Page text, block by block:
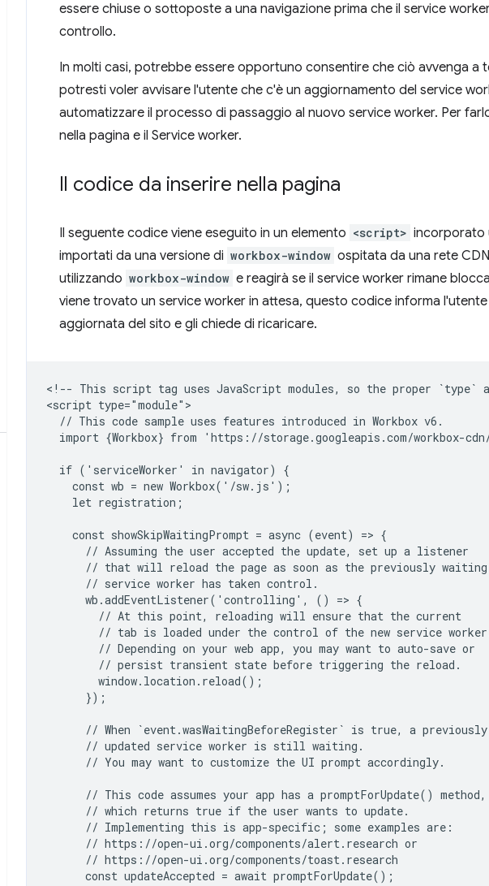
essere chiuse o sottoposte a una navigazione prima che il service
controllo.
In molti casi, potrebbe essere opportuno consentire che ciò avvenga a
potresti voler avvisare l'utente che c'è un aggiornamento del service
automatizzare il processo di passaggio al nuovo service worker. Per
nella pagina e il Service worker.
Il codice da inserire nella pagina
Il seguente codice viene eseguito in un elemento <script> incorporato
importati da una versione di workbox-window ospitata da una rete
utilizzando workbox-window e reagirà se il service worker rimane
viene trovato un service worker in attesa, questo codice informa
aggiornata del sito e gli chiede di ricaricare.
<!-- This script tag uses JavaScript modules, so the proper
<script type="module">
  // This code sample uses features introduced in Workbox v6.
import {Workbox} from 'https://storage.googleapis.com/workbox-
  if ('serviceWorker' in navigator) {
    const wb = new Workbox('/sw.js');
    let registration;
    const showSkipWaitingPrompt = async (event) => {
      // Assuming the user accepted the update, set up a listener
      // that will reload the page as soon as the previously waiting
      // service worker has taken control.
      wb.addEventListener('controlling', () => {
        // At this point, reloading will ensure that the current
// tab is loaded under the control of the new service
        // Depending on your web app, you may want to auto-save or
        // persist transient state before triggering the reload.
        window.location.reload();
      });
      // When `event.wasWaitingBeforeRegister` is true, a previously
      // updated service worker is still waiting.
      // You may want to customize the UI prompt accordingly.
      // This code assumes your app has a promptForUpdate() method,
      // which returns true if the user wants to update.
      // Implementing this is app-specific; some examples are:
      // https://open-ui.org/components/alert.research or
      // https://open-ui.org/components/toast.research
      const updateAccepted = await promptForUpdate();